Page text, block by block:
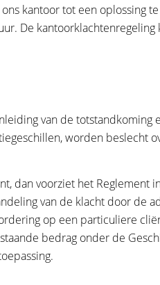
kantoor tot een oplossing
De kantoorklachtenregeling
van de totstandkoming
worden beslecht
dan voorziet het Reglement
van de klacht door de
op een particuliere
bedrag onder de